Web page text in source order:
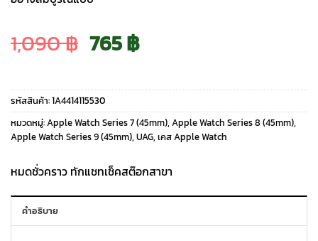
1,090฿ Original
price
was:
1,090 ฿.
765฿Current
price
is:
765 ฿.
รหัสสินค้า:1A4414115530
หมวดหมู่:Apple Watch Series 7 (45mm), Apple Watch Series 8 (45mm),
Apple Watch Series 9 (45mm), UAG, เคส Apple Watch
หมดชั่วคราว ทักแชทเช็คสต๊อกสาขา
คำอธิบาย